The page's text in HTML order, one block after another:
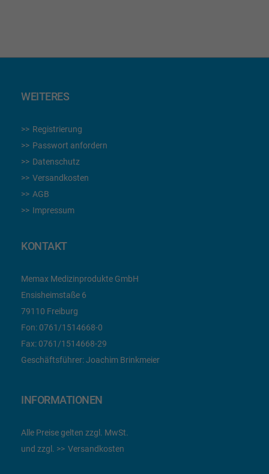
WEITERES
Registrierung
Passwort anfordern
Datenschutz
Versandkosten
AGB
Impressum
KONTAKT
Memax Medizinprodukte GmbH
Ensisheimstaße 6
79110 Freiburg
Fon: 0761/1514668-0
Fax: 0761/1514668-29
Geschäftsführer: Joachim Brinkmeier
INFORMATIONEN
Alle Preise gelten zzgl. MwSt.
und zzgl.
Versandkosten